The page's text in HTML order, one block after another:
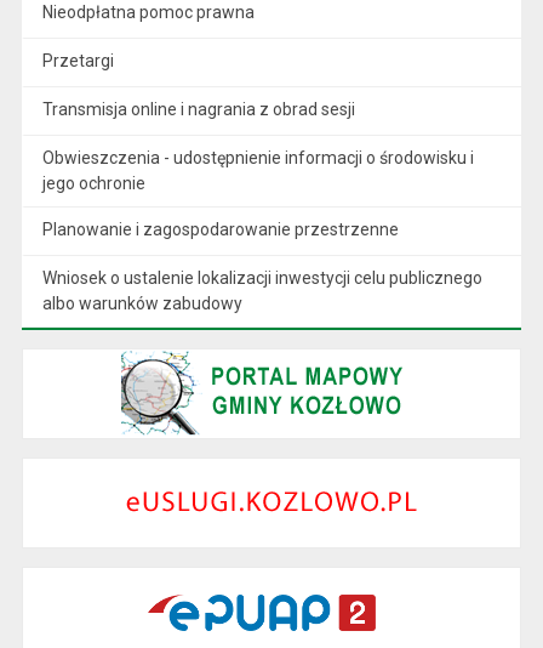
Nieodpłatna pomoc prawna
Przetargi
Transmisja online i nagrania z obrad sesji
Obwieszczenia - udostępnienie informacji o środowisku i
jego ochronie
Planowanie i zagospodarowanie przestrzenne
Wniosek o ustalenie lokalizacji inwestycji celu publicznego
albo warunków zabudowy